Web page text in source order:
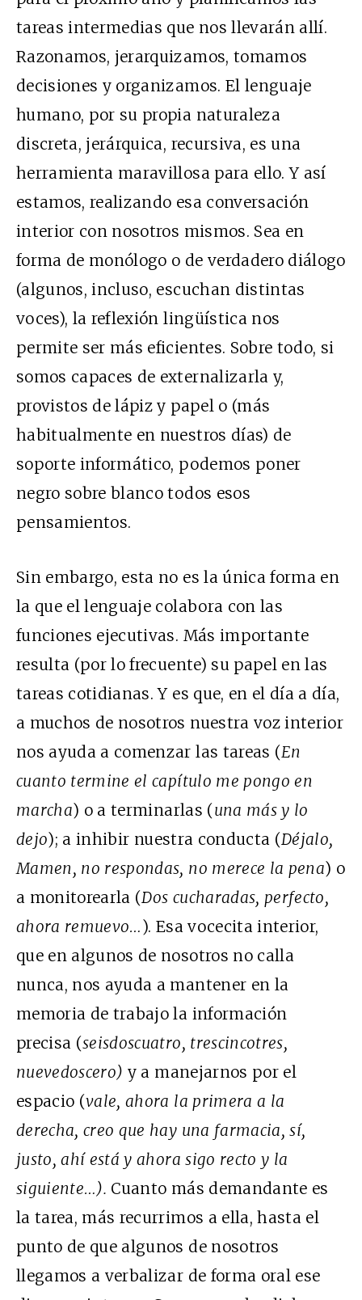
tareas intermedias que nos llevarán allí.
Razonamos, jerarquizamos, tomamos
decisiones y organizamos. El lenguaje
humano, por su propia naturaleza
discreta, jerárquica, recursiva, es una
herramienta maravillosa para ello. Y así
estamos, realizando esa conversación
interior con nosotros mismos. Sea en
forma de monólogo o de verdadero diálogo
(algunos, incluso, escuchan distintas
voces), la reflexión lingüística nos
permite ser más eficientes. Sobre todo, si
somos capaces de externalizarla y,
provistos de lápiz y papel o (más
habitualmente en nuestros días) de
soporte informático, podemos poner
negro sobre blanco todos esos
pensamientos.
Sin embargo, esta no es la única forma en
la que el lenguaje colabora con las
funciones ejecutivas. Más importante
resulta (por lo frecuente) su papel en las
tareas cotidianas. Y es que, en el día a día,
a muchos de nosotros nuestra voz interior
nos ayuda a comenzar las tareas (En
cuanto termine el capítulo me pongo en
marcha) o a terminarlas (una más y lo
dejo); a inhibir nuestra conducta (Déjalo,
Mamen, no respondas, no merece la pena) o
a monitorearla (Dos cucharadas, perfecto,
ahora remuevo…). Esa vocecita interior,
que en algunos de nosotros no calla
nunca, nos ayuda a mantener en la
memoria de trabajo la información
precisa (seisdoscuatro, trescincotres,
nuevedoscero) y a manejarnos por el
espacio (vale, ahora la primera a la
derecha, creo que hay una farmacia, sí,
justo, ahí está y ahora sigo recto y la
siguiente…). Cuanto más demandante es
la tarea, más recurrimos a ella, hasta el
punto de que algunos de nosotros
llegamos a verbalizar de forma oral ese